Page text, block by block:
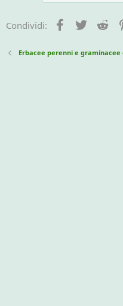
o
n
:
Condividi: Facebook
Twitter
Erbacee perenni e